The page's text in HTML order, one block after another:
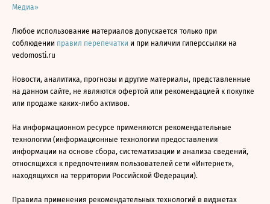
Медиа»
Любое использование материалов допускается только при
соблюдении правил перепечатки и при наличии гиперссылки на
vedomosti.ru
Новости, аналитика, прогнозы и другие материалы, представленные
на данном сайте, не являются офертой или рекомендацией к покупке
или продаже каких-либо активов.
На информационном ресурсе применяются рекомендательные
технологии (информационные технологии предоставления
информации на основе сбора, систематизации и анализа сведений,
относящихся к предпочтениям пользователей сети «Интернет»,
находящихся на территории Российской Федерации).
Правила применения рекомендательных технологий в виджетах